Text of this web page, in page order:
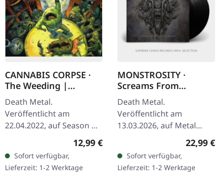
CANNABIS CORPSE ·
The Weeding |
DIGIPAK CD
Death Metal.
Veröffentlicht am
22.04.2022, auf Season Of
Mist. CD im Digipak mit 6-
seitigem gefalteten
Booklet Cannabis Corpse
entfesseln mit „The…
Regulärer Preis:
12,99 €
Sofort verfügbar,
Lieferzeit: 1-2 Werktage
MONSTROSITY ·
Screams From
Beneath The Surface |
BLACK LP
Death Metal.
Veröffentlicht am
13.03.2026, auf Metal
Blade Records. Schwarzes
Vinyl im Standard-Cover
mit Poster, Insert und
Download-Karte.…
22,99 €
Sofort verfügbar,
Lieferzeit: 1-2 Werktage